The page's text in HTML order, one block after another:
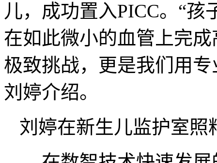
儿，成功置入PICC。“
在如此微小的血管上完
极致挑战，更是我们用专
刘婷介绍。
刘婷在新生儿监护室照